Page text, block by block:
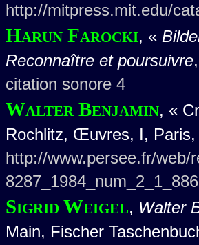
http://mitpress.mit.edu/
Harun Farocki, «
Reconnaître et poursuivre
citation sonore 4
Walter Benjamin, «
Rochlitz, Œuvres, I, Paris,
http://www.persee.fr/web/
8287_1984_num_2_1_886
Sigrid Weigel, Walter
Main, Fischer